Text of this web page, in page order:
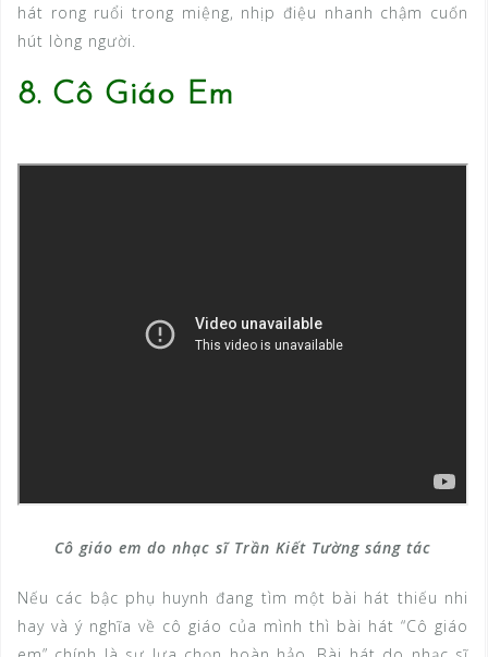
hát rong ruổi trong miệng, nhịp điệu nhanh chậm cuốn
hút lòng người.
8. Cô Giáo Em
Cô giáo em do nhạc sĩ Trần Kiết Tường sáng tác
Nếu các bậc phụ huynh đang tìm một bài hát thiếu nhi
hay và ý nghĩa về cô giáo của mình thì bài hát “Cô giáo